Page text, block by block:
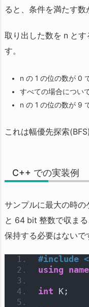
ると、条件を満たす数
取り出した数を n と
す。
n の 1 の位の数が 0
すべての場合につい
n の 1 の位の数が 9
これは幅優先探索
C++ での実装例
サンプルに最大の時
と 64 bit 整数で収ま
保持する必要はないで
#include
using
int K;